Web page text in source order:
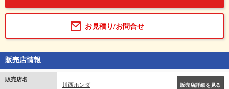
お見積り/お問合せ
販売店情報
販売店名
川西ホンダ
販売店詳細を見る